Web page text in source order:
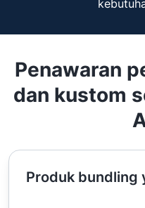
Penawaran
dan kustom
Produk bundling